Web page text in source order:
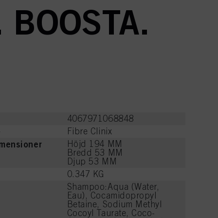
4067971068848
Fibre Clinix
Höjd 194 MM
Bredd 53 MM
Djup 53 MM
0.347 KG
Shampoo:Aqua (Water,
Eau), Cocamidopropyl
Betaine, Sodium Methyl
Cocoyl Taurate, Coco-